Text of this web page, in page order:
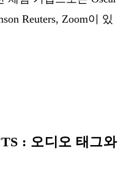
Reuters, Zoom이 있
: 오디오 태그와